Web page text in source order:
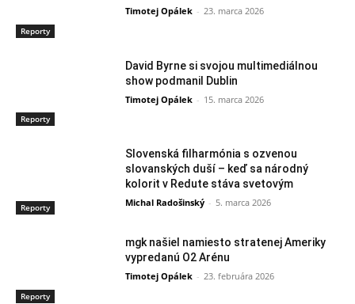
Reporty
Timotej Opálek - 23. marca 2026
Reporty
David Byrne si svojou multimediálnou
show podmanil Dublin
Timotej Opálek - 15. marca 2026
Reporty
Slovenská filharmónia s ozvenou
slovanských duší – keď sa národný
kolorit v Redute stáva svetovým
Michal Radošinský - 5. marca 2026
Reporty
mgk našiel namiesto stratenej Ameriky
vypredanú O2 Arénu
Timotej Opálek - 23. februára 2026